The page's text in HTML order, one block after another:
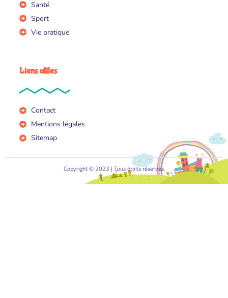
Santé
Sport
Vie pratique
Liens utiles
Contact
Mentions légales
Sitemap
Copyright © 2023 | Tous droits réservés.